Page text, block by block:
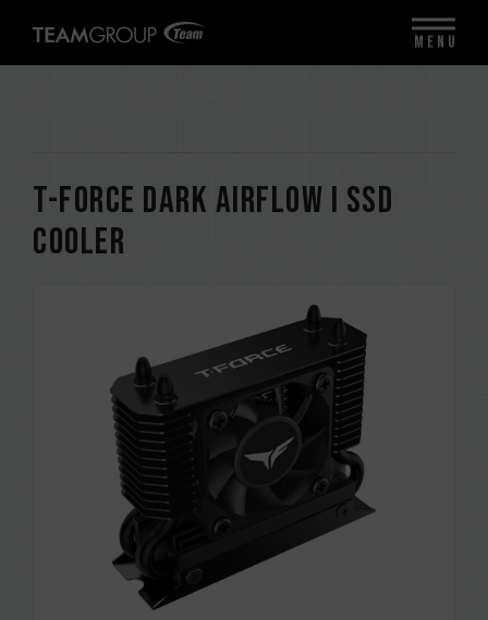
T-FORCE DARK AirFlow I SSD
Cooler
MENU